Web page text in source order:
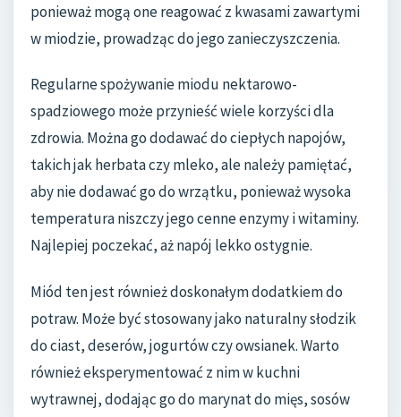
ponieważ mogą one reagować z kwasami zawartymi
w miodzie, prowadząc do jego zanieczyszczenia.
Regularne spożywanie miodu nektarowo-
spadziowego może przynieść wiele korzyści dla
zdrowia. Można go dodawać do ciepłych napojów,
takich jak herbata czy mleko, ale należy pamiętać,
aby nie dodawać go do wrzątku, ponieważ wysoka
temperatura niszczy jego cenne enzymy i witaminy.
Najlepiej poczekać, aż napój lekko ostygnie.
Miód ten jest również doskonałym dodatkiem do
potraw. Może być stosowany jako naturalny słodzik
do ciast, deserów, jogurtów czy owsianek. Warto
również eksperymentować z nim w kuchni
wytrawnej, dodając go do marynat do mięs, sosów